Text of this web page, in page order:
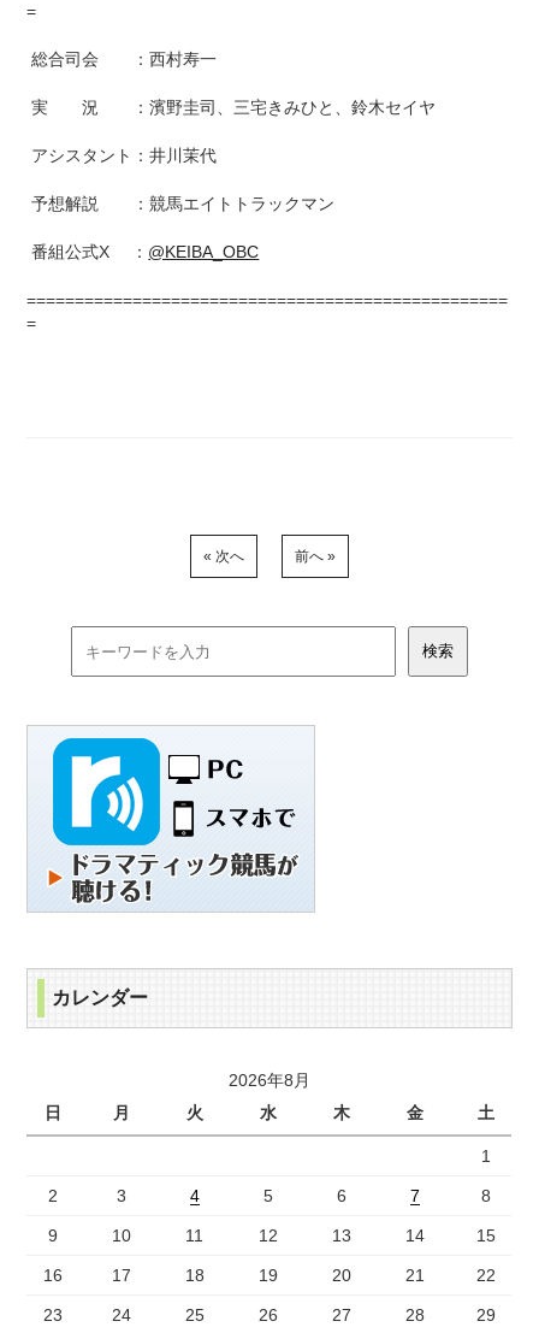
=
総合司会 ：西村寿一
実 況 ：濱野圭司、三宅きみひと、鈴木セイヤ
アシスタント：井川茉代
予想解説 ：競馬エイトトラックマン
番組公式X ： @KEIBA_OBC
==================================================
=
« 次へ 前へ »
カレンダー
2026年8月
日
月 火 水 木 金 土
1
2 3 4 5 6 7 8
9 10 11 12 13 14 15
16 17 18 19 20 21 22
23 24 25 26 27 28 29